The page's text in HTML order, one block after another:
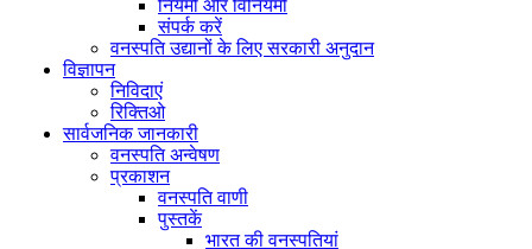
नियमों और विनियमों
संपर्क करें
वनस्पति उद्यानों के लिए सरकारी अनुदान
विज्ञापन
निविदाएं
रिक्तिओ
सार्वजनिक जानकारी
वनस्पति अन्वेषण
प्रकाशन
वनस्पति वाणी
पुस्तकें
भारत की वनस्पतियां